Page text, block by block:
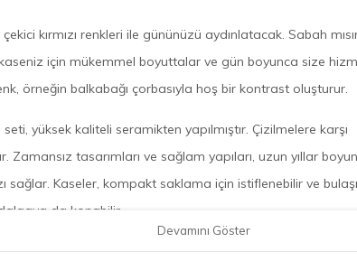
kırmızı renkleri ile gününüzü aydınlatacak. Sabah
için mükemmel boyuttalar ve gün boyunca size
örneğin balkabağı çorbasıyla hoş bir kontrast oluşturur.
yüksek kaliteli seramikten yapılmıştır. Çizilmelere karşı
Zamansız tasarımları ve sağlam yapıları, uzun yıllar
sağlar. Kaseler, kompakt saklama için istiflenebilir ve
da konabilir.
seti
Devamını Göster